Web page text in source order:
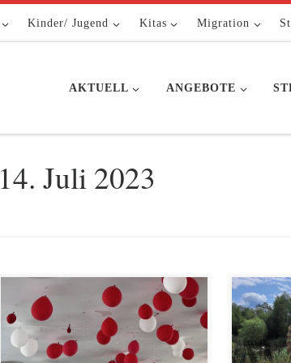
Kinder/ Jugend Kitas Migration
AKTUELL ANGEBOTE
14. Juli 2023
In der Kita Sonnenschein ging das
Kitajahr am 13. Juli mit einem großen
Sommerfest zu Ende. Sommerfest
bedeutet auch immer Verabschiedung
Die
haben
Ausflug